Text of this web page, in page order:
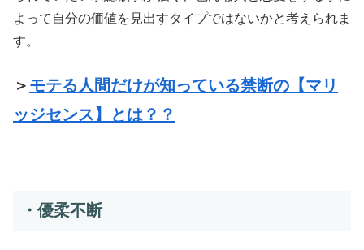
よって自分の価値を見出すタイプではないかと考えられま
す。
＞ モテる人間だけが知っている禁断の【マリ
ッジセンス】とは？？
・優柔不断